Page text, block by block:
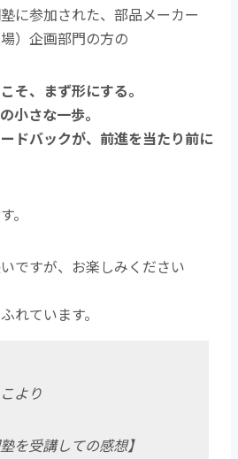
に参加された、部品メーカー
）企画部門の方の
、まず形にする。
さな一歩。
ドバックが、前進を当たり前に
。
ですが、お楽しみください
れています。
より
を受講しての感想】